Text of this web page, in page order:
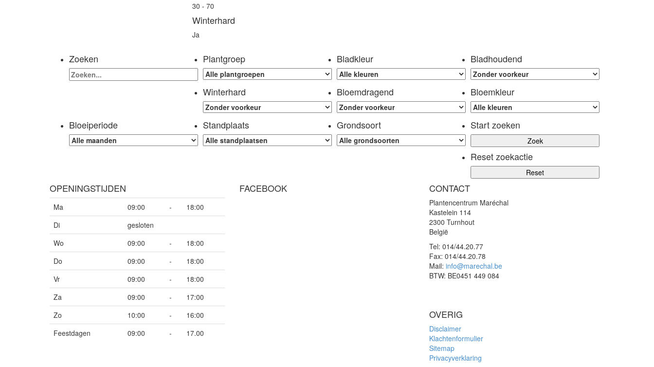
30 - 70
Winterhard
Ja
Zoeken Plantgroep Bladkleur Bladhoudend
Winterhard Bloemdragend Bloemkleur
Bloeiperiode Standplaats Grondsoort Start zoeken
Reset zoekactie
OPENINGSTIJDEN
Ma 09:00 -
18:00
Di
gesloten
Wo
09:00 -
18:00
Do
09:00 -
18:00
Vr
09:00 -
18:00
Za
09:00 -
17:00
Zo
10:00 -
16:00
Feestdagen
09:00 - 17.00
FACEBOOK CONTACT
Plantencentrum Maréchal
Kastelein 114
2300 Turnhout
België
Tel: 014/44.20.77
Fax: 014/44.20.78
Mail: info@marechal.be
BTW: BE0451 449 084
OVERIG
Disclaimer
Klachtenformulier
Sitemap
Privacyverklaring